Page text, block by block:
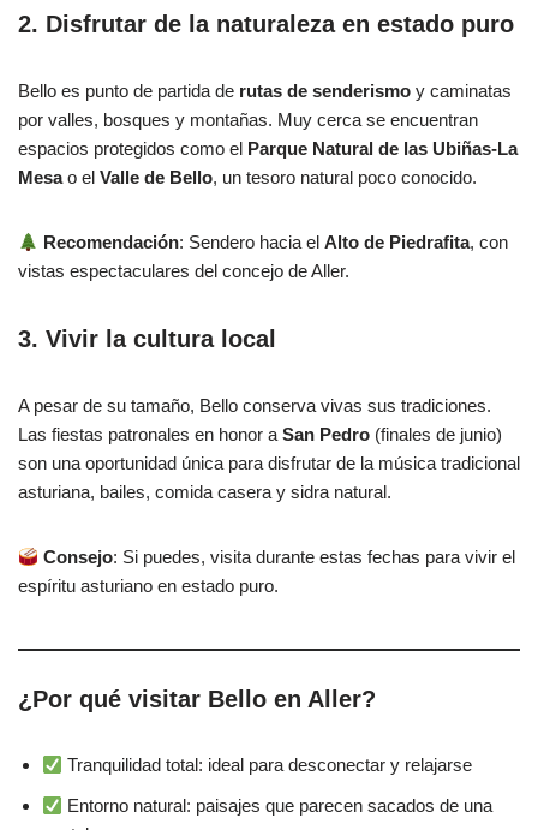
2. Disfrutar de la naturaleza en estado puro
Bello es punto de partida de rutas de senderismo y caminatas
por valles, bosques y montañas. Muy cerca se encuentran
espacios protegidos como el Parque Natural de las Ubiñas-La
Mesao el Valle de Bello, un tesoro natural poco conocido.
Recomendación: Sendero hacia elAlto de Piedrafita, con
vistas espectaculares del concejo de Aller.
3. Vivir la cultura local
A pesar de su tamaño, Bello conserva vivas sus tradiciones.
Las fiestas patronales en honor a San Pedro (finales de junio)
son una oportunidad única para disfrutar de la música tradicional
asturiana, bailes, comida casera y sidra natural.
Consejo: Si puedes, visita durante estas fechas para vivir el
espíritu asturiano en estado puro.
¿Por qué visitar Bello en Aller?
Tranquilidad total: ideal para desconectar y relajarse
Entorno natural: paisajes que parecen sacados de una